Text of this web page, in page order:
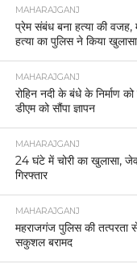
MAHARAJGANJ
प्रेम संबंध बना हत्या की
हत्या का पुलिस ने किया
MAHARAJGANJ
रोहिन नदी के बंधे के निर्माण
डीएम को सौंपा ज्ञापन
MAHARAJGANJ
24 घंटे में चोरी का खुलासा,
गिरफ्तार
MAHARAJGANJ
महराजगंज पुलिस की तत्परता
सकुशल बरामद